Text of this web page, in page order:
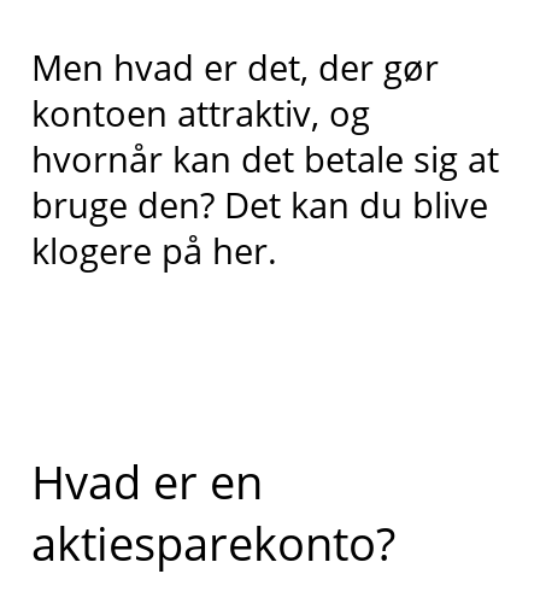
Men hvad er det, der gør
kontoen attraktiv, og
hvornår kan det betale sig at
bruge den? Det kan du blive
klogere på her.
Hvad er en
aktiesparekonto?